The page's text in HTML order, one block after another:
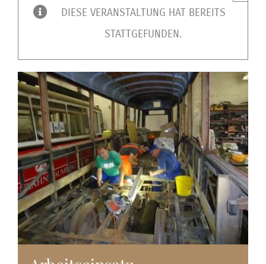
DIESE VERANSTALTUNG HAT BEREITS
STATTGEFUNDEN.